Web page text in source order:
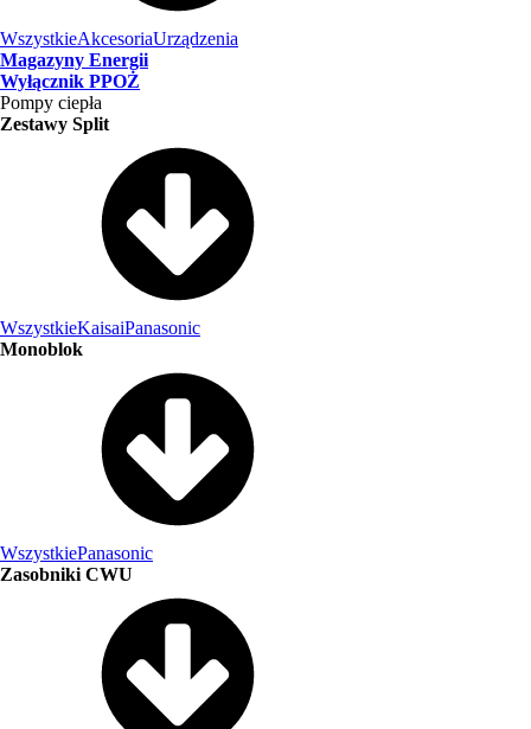
WszystkieAkcesoriaUrządzenia
Magazyny Energii
Wyłącznik PPOŻ
Pompy ciepła
Zestawy Split
WszystkieKaisaiPanasonic
Monoblok
WszystkiePanasonic
Zasobniki CWU